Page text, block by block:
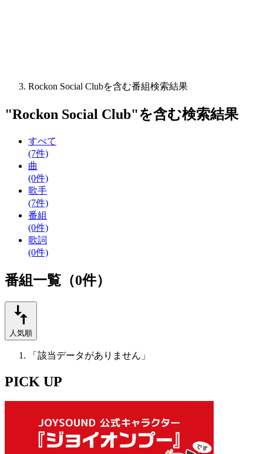
Rockon Social Clubを含む番組検索結果
"Rockon Social Club"を含む検索結果
すべて
(7件)
曲
(0件)
歌手
(7件)
番組
(0件)
歌詞
(0件)
番組一覧（0件）
人気順
「該当データがありません」
PICK UP